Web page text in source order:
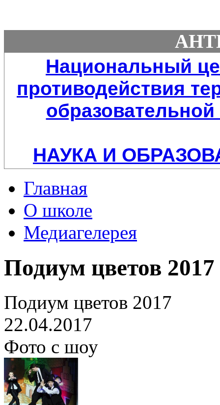
Национальный
противодействия
НАУКА И
Главная
О школе
Медиагелерея
Подиум цветов 2017
Подиум цветов 2017
22.04.2017
Фото с шоу